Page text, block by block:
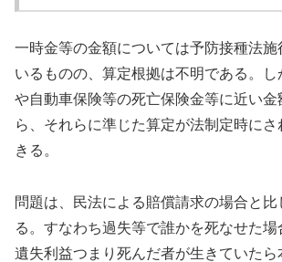
一時金等の金額については予防接種法施
いるものの、算定根拠は不明である。
や自動車保険等の死亡保険金等に近い
ら、それらに準じた算定が法制定時に
きる。
問題は、民法による賠償請求の場合と
る。すなわち過失等で誰かを死なせた場
遺失利益つまり死んだ者が生きていたら